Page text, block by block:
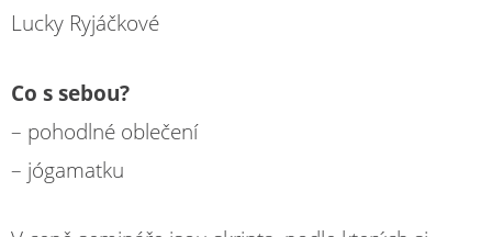
Lucky Ryjáčkové
Co s sebou?
– pohodlné oblečení
– jógamatku